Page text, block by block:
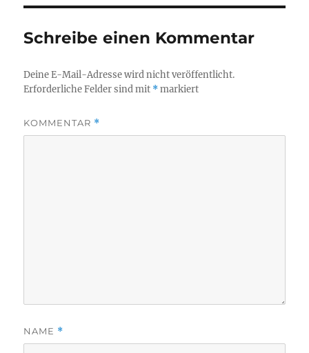
Schreibe einen Kommentar
Deine E-Mail-Adresse wird nicht veröffentlicht.
Erforderliche Felder sind mit *markiert
KOMMENTAR *
NAME *